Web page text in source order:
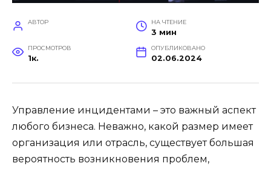
АВТОР НА ЧТЕНИЕ
3 мин
ПРОСМОТРОВ
1к.
ОПУБЛИКОВАНО
02.06.2024
Управление инцидентами – это важный аспект
любого бизнеса. Неважно, какой размер имеет
организация или отрасль, существует большая
вероятность возникновения проблем,